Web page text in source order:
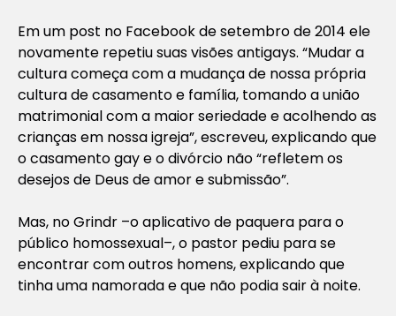
Em um post no Facebook de setembro de 2014 ele
novamente repetiu suas visões antigays. “Mudar a
cultura começa com a mudança de nossa própria
cultura de casamento e família, tomando a união
matrimonial com a maior seriedade e acolhendo as
crianças em nossa igreja”, escreveu, explicando que
o casamento gay e o divórcio não “refletem os
desejos de Deus de amor e submissão”.
Mas, no Grindr –o aplicativo de paquera para o
público homossexual–, o pastor pediu para se
encontrar com outros homens, explicando que
tinha uma namorada e que não podia sair à noite.